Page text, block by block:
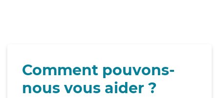
Comment pouvons-
nous vous aider ?